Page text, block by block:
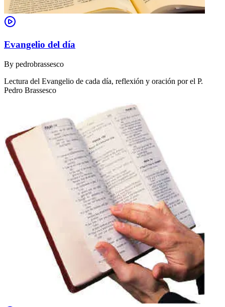
Evangelio del día
By pedrobrassesco
Lectura del Evangelio de cada día, reflexión y oración por el P.
Pedro Brassesco